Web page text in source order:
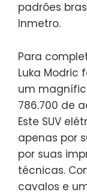
padrões
Inmetro.
Para
Luka Modric
um
786.700 de
Este SUV
apenas por
por suas
técnicas.
cavalos e